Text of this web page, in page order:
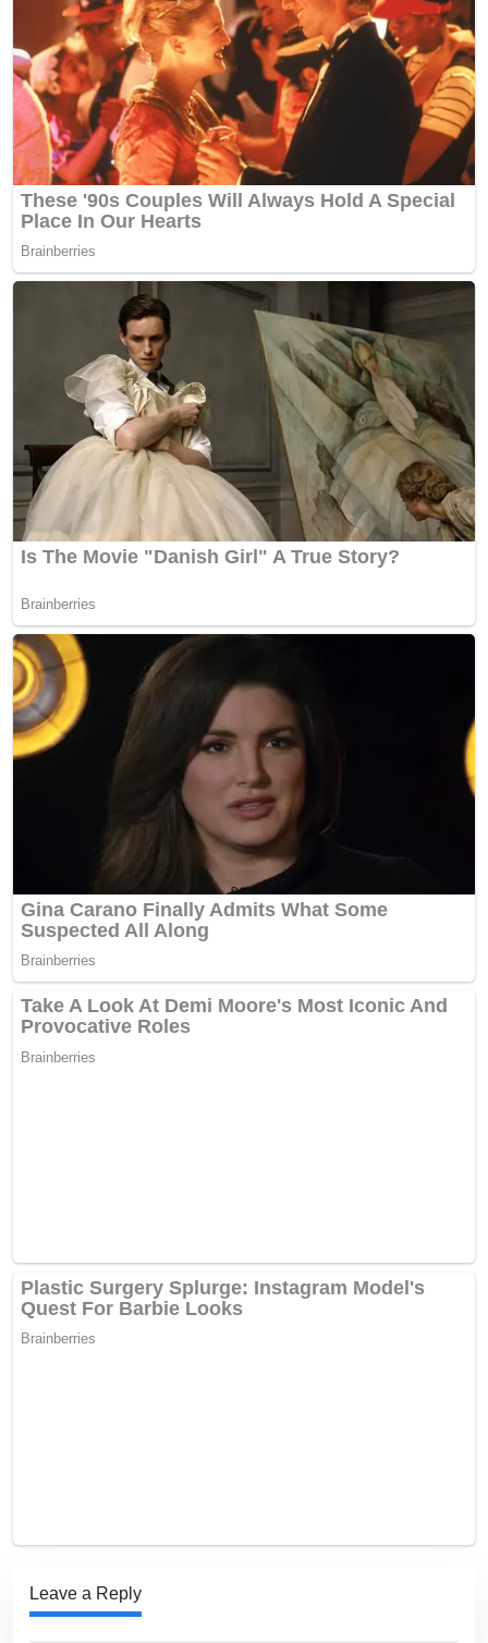
Leave a Reply